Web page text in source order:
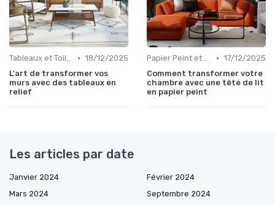
Tableaux et Toiles • 18/12/2025
L'art de transformer vos
murs avec des tableaux en
relief
Papier Peint et Revêtements Muraux • 17/12/2025
Comment transformer votre
chambre avec une tête de lit
en papier peint
Les articles par date
Janvier 2024
Février 2024
Mars 2024
Septembre 2024